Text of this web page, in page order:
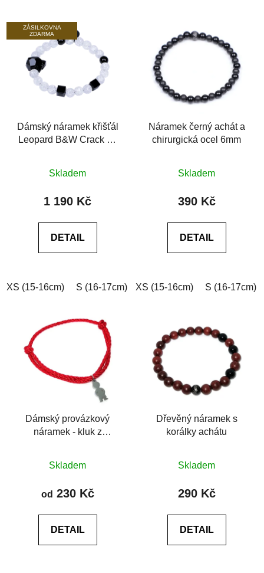
ZÁSILKOVNA
ZDARMA
Dámský náramek křišťál
Leopard B&W Crack se
hodnocení
produktu
z
Skladem
1 190 Kč
DETAIL
XS (15-16cm) S (16-17cm) M (17-18cm) L (18-19cm)
Náramek černý achát a
chirurgická ocel 6mm
hodnocení
produktu
z
Skladem
390 Kč
DETAIL
XS (15-16cm) S (16-17cm)
Dámský provázkový
náramek - kluk z
hodnocení
produktu
z
Skladem
od 230 Kč
DETAIL
Dřevěný náramek s
korálky achátu
hodnocení
produktu
z
Skladem
290 Kč
DETAIL